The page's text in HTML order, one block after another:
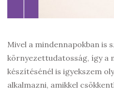
Mivel a mindennapokban is
környezettudatosság, így a
készítésénél is igyekszem
alkalmazni, amikkel